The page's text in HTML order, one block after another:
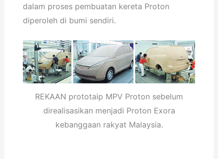
dalam proses pembuatan kereta Proton
diperoleh di bumi sendiri.
REKAAN prototaip MPV Proton sebelum
direalisasikan menjadi Proton Exora
kebanggaan rakyat Malaysia.